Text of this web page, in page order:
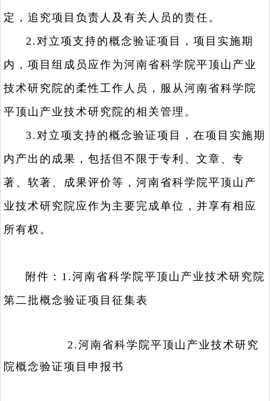
定，追究项目负责人及有关人员的责任。
2.对立项支持的概念验证项目，项目实施期
内，项目组成员应作为河南省科学院平顶山产业
技术研究院的柔性工作人员，服从河南省科学院
平顶山产业技术研究院的相关管理。
3.对立项支持的概念验证项目，在项目实施期
内产出的成果，包括但不限于专利、文章、专
著、软著、成果评价等，河南省科学院平顶山产
业技术研究院应作为主要完成单位，并享有相应
所有权。
附件：1.河南省科学院平顶山产业技术研究院
第二批概念验证项目征集表
2.河南省科学院平顶山产业技术研究
院概念验证项目申报书